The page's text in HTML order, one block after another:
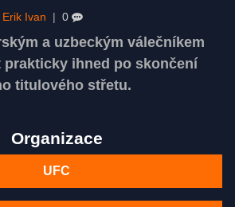
Erik Ivan 0
a uzbeckým válečníkem
prakticky ihned po skončení
titulového střetu.
Organizace
UFC